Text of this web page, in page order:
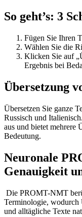
So geht’s: 3
Fügen Sie Ihren
Wählen Sie die
Klicken Sie auf
Ergebnis bei
Übersetzung
Übersetzen Sie ganze
Russisch und
aus und bietet mehrere
Bedeutung.
Neuronale
Genauigkeit
Die PROMT-NMT
Terminologie, wodurch
und alltägliche Texte